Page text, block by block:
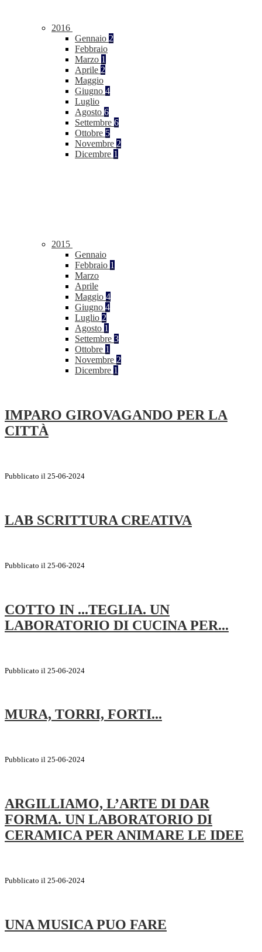
2016
Gennaio 2
Febbraio
Marzo 1
Aprile 2
Maggio
Giugno 4
Luglio
Agosto 6
Settembre 6
Ottobre 5
Novembre 2
Dicembre 1
2015
Gennaio
Febbraio 1
Marzo
Aprile
Maggio 4
Giugno 4
Luglio 2
Agosto 1
Settembre 3
Ottobre 1
Novembre 2
Dicembre 1
IMPARO GIROVAGANDO PER LA
CITTÀ
Pubblicato il 25-06-2024
LAB SCRITTURA CREATIVA
Pubblicato il 25-06-2024
COTTO IN ...TEGLIA. UN
LABORATORIO DI CUCINA PER...
Pubblicato il 25-06-2024
MURA, TORRI, FORTI...
Pubblicato il 25-06-2024
ARGILLIAMO, L’ARTE DI DAR
FORMA. UN LABORATORIO DI
CERAMICA PER ANIMARE LE IDEE
Pubblicato il 25-06-2024
UNA MUSICA PUO FARE